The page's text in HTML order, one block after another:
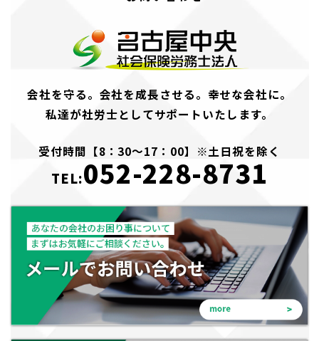
会社を守る。会社を成長させる。幸せな会社に。
私達が社労士としてサポートいたします。
受付時間【8：30～17：00】※土日祝を除く
TEL:052-228-8731